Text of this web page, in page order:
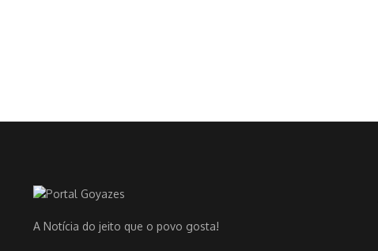
A Notícia do jeito que o povo gosta!